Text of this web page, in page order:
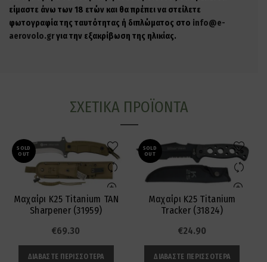
είμαστε άνω των 18 ετών και θα πρέπει να στείλετε
φωτογραφία της ταυτότητας ή διπλώματος στο info@e-
aerovolo.grγια την εξακρίβωση της ηλικίας.
ΣΧΕΤΙΚΆ ΠΡΟΪΌΝΤΑ
SOLD
OUT
Μαχαίρι K25 Titanium TAN
Sharpener (31959)
€69.30
ΔΙΑΒΆΣΤΕ ΠΕΡΙΣΣΌΤΕΡΑ
SOLD
OUT
Μαχαίρι K25 Titanium
Tracker (31824)
€24.90
ΔΙΑΒΆΣΤΕ ΠΕΡΙΣΣΌΤΕΡΑ